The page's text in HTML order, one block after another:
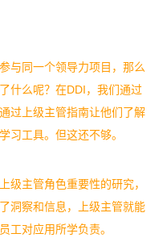
与同一个领导力项目，那么
什么呢？在DDI，我们通过
过上级主管指南让他们了解
习工具。但这还不够。
级主管角色重要性的研究，
洞察和信息，上级主管就能
工对应用所学负责。